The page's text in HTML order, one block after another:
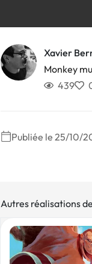
Xavier
Monkey
439
Publiée le 25/10/
Autres réalisations